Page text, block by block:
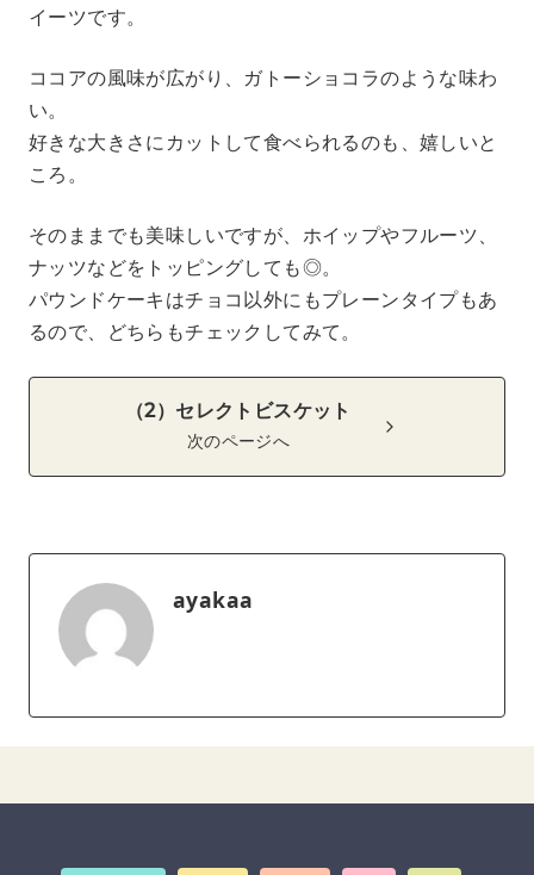
イーツです。
ココアの風味が広がり、ガトーショコラのような味わ
い。
好きな大きさにカットして食べられるのも、嬉しいと
ころ。
そのままでも美味しいですが、ホイップやフルーツ、
ナッツなどをトッピングしても◎。
パウンドケーキはチョコ以外にもプレーンタイプもあ
るので、どちらもチェックしてみて。
（2）セレクトビスケット
次のページへ
ayakaa